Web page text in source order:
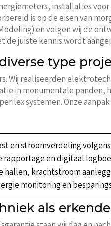
installaties
is op de eisen van
en volgen wij de
de juiste kennis wordt
type
realiseerden
in monumentale
systemen. Onze
en stroomverdeling
rapportage en digitaal
hallen, krachtstroom
monitoring en
als